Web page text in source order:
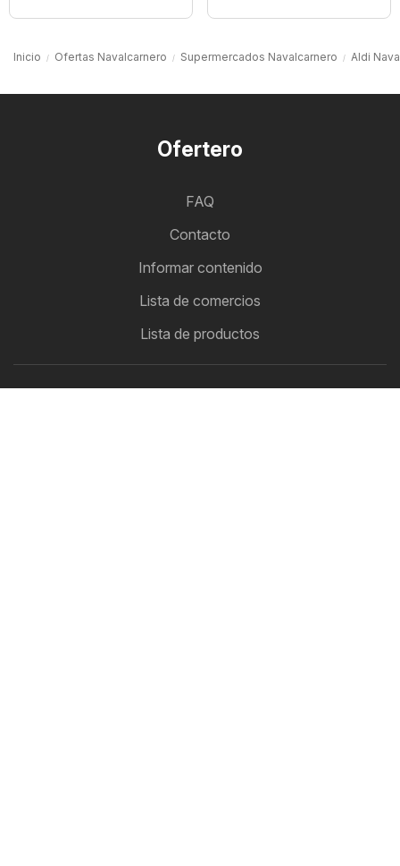
Inicio Ofertas Navalcarnero Supermercados Navalcarnero Aldi
Ofertero
FAQ
Contacto
Informar contenido
Lista de comercios
Lista de productos